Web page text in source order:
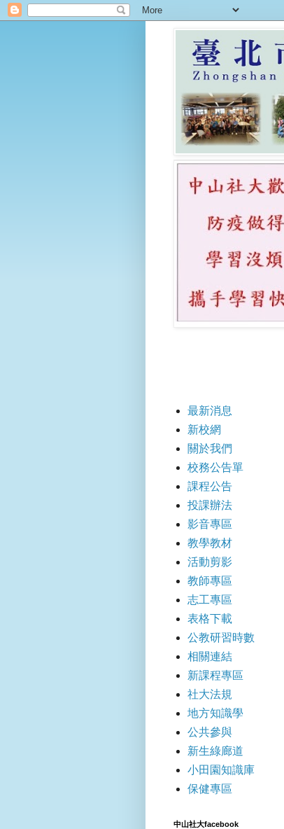
最新消息
新校網
關於我們
校務公告單
課程公告
投課辦法
影音專區
教學教材
活動剪影
教師專區
志工專區
表格下載
公教研習時數
相關連結
新課程專區
社大法規
地方知識學
公共參與
新生綠廊道
小田園知識庫
保健專區
中山社大facebook